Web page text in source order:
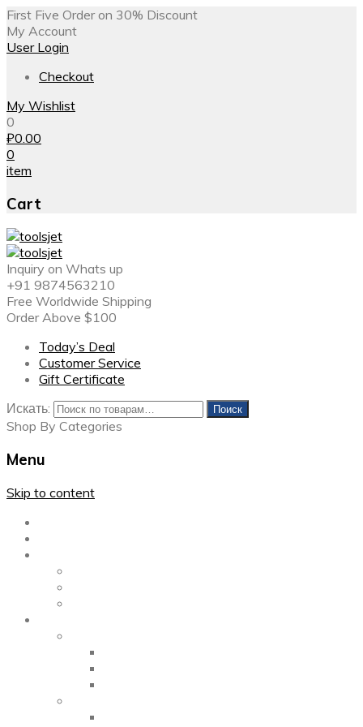
First Five Order on 30% Discount
My Account
User Login
Checkout
My Wishlist
0
₽0.00
0
item
Cart
Inquiry on Whats up
+91 9874563210
Free Worldwide Shipping
Order Above $100
Today’s Deal
Customer Service
Gift Certificate
Искать:
Поиск
Shop By Categories
Menu
Skip to content